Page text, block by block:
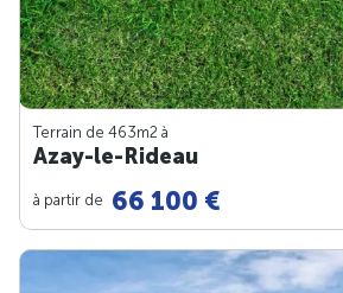
Terrain de 463m2 à
Azay-le-Rideau
à partir de 66 100 €